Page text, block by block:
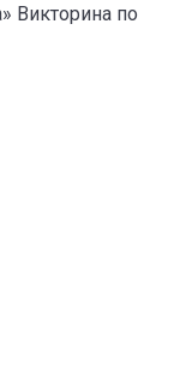
Викторина по